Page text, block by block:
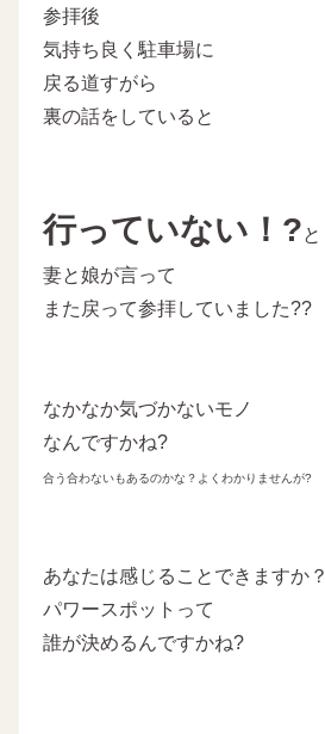
参拝後
気持ち良く駐車場に
戻る道すがら
裏の話をしていると
行っていない！?と
妻と娘が言って
また戻って参拝していました??
なかなか気づかないモノ
なんですかね?
合う合わないもあるのかな？よくわかりませんが?
あなたは感じることできますか？
パワースポットって
誰が決めるんですかね?